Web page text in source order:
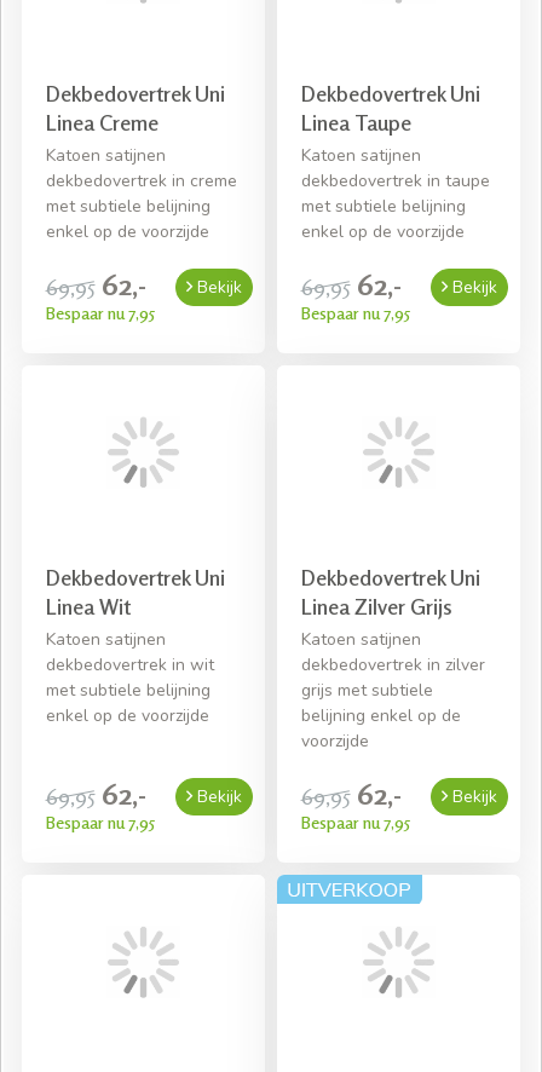
Dekbedovertrek Uni
Linea Creme
Katoen satijnen
dekbedovertrek in creme
met subtiele belijning
enkel op de voorzijde
69,95 62,-
Bespaar nu 7,95
Bekijk
Dekbedovertrek Uni
Linea Taupe
Katoen satijnen
dekbedovertrek in taupe
met subtiele belijning
enkel op de voorzijde
69,95 62,-
Bespaar nu 7,95
Bekijk
Dekbedovertrek Uni
Linea Wit
Katoen satijnen
dekbedovertrek in wit
met subtiele belijning
enkel op de voorzijde
69,95 62,-
Bespaar nu 7,95
Bekijk
Dekbedovertrek Uni
Linea Zilver Grijs
Katoen satijnen
dekbedovertrek in zilver
grijs met subtiele
belijning enkel op de
voorzijde
69,95 62,-
Bespaar nu 7,95
Bekijk